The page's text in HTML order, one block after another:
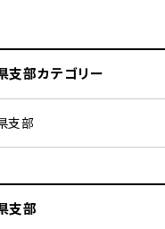
支部カテゴリー
支部
支部